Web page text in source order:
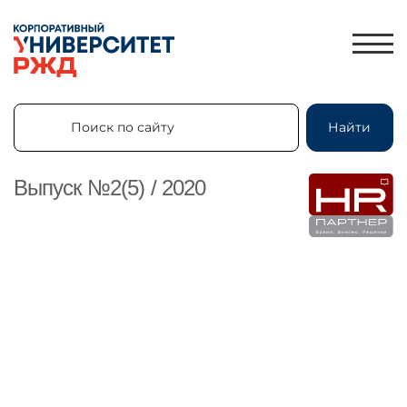
Найти
Поиск по сайту Найти
Выпуск №2(5) / 2020